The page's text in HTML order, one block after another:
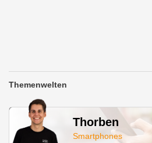
Themenwelten
Thorben
Smartphones